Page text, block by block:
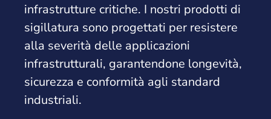
infrastrutture critiche. I nostri prodotti di
sigillatura sono progettati per resistere
alla severità delle applicazioni
infrastrutturali, garantendone longevità,
sicurezza e conformità agli standard
industriali.